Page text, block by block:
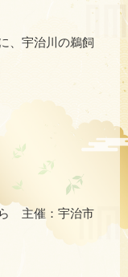
、宇治川の鵜飼
主催：宇治市